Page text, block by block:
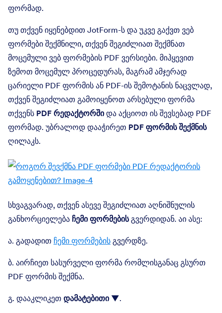
ფორმად.
თუ თქვენ იყენებდით JotForm-ს და უკვე გაქვთ ვებ
ფორმები შექმნილი, თქვენ შეგიძლიათ შექმნათ
მოცემული ვებ ფორმების PDF ვერსიები. მიჰყევით
ზემოთ მოცემულ პროცედურას, მაგრამ ამჯერად
ცარიელი PDF ფორმის ან PDF-ის შემოტანის ნაცვლად,
თქვენ შეგიძლიათ გამოიყენოთ არსებული ფორმა
თქვენს PDF რედაქტორშიდა აქციოთ ის შევსებად PDF
ფორმად. უბრალოდ დააჭირეთ PDF ფორმის შექმნის
ღილაკს.
სხვაგვარად, თქვენ ასევე შეგიძლიათ აღნიშნულის
განხორციელება ჩემი ფორმებისგვერდიდან. აი ასე:
ა. გადადით ჩემი ფორმების გვერდზე.
ბ. აირჩიეთ სასურველი ფორმა რომლისგანაც გსურთ
PDF ფორმის შექმნა.
გ. დააკლიკეთ დამატებითი ▼.